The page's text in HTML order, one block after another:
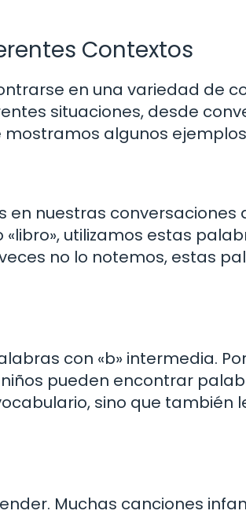
Contextos
en una variedad de
situaciones, desde
algunos
nuestras conversaciones
utilizamos estas
no lo notemos, estas
con «b» intermedia.
niños pueden encontrar
sino que también
Muchas canciones